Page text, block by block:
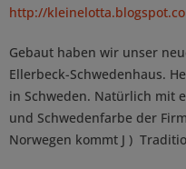
http://
Gebaut haben wir unser
Ellerbeck-Schwedenhaus.
in Schweden. Natürlich mit
und Schwedenfarbe der
Norwegen kommt J )